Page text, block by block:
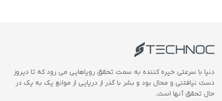
دنیا با سرعتی خیره کننده به سمت تحقق رویاهایی می رود که تا دیروز
دست نیافتنی و محال بود و بشر با گذر از دریایی از موانع یک به یک در
حال تحقق آنها است.